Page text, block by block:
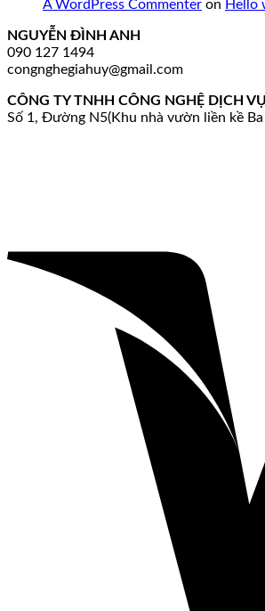
A WordPress Commenter on Hello
NGUYỄN ĐÌNH ANH
090 127 1494
congnghegiahuy@gmail.com
CÔNG TY TNHH CÔNG NGHỆ DỊCH
Số 1, Đường N5(Khu nhà vườn liền kề